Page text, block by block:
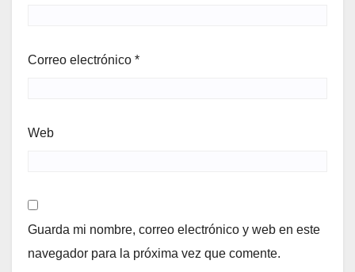
Correo electrónico *
Web
Guarda mi nombre, correo electrónico y web en este
navegador para la próxima vez que comente.